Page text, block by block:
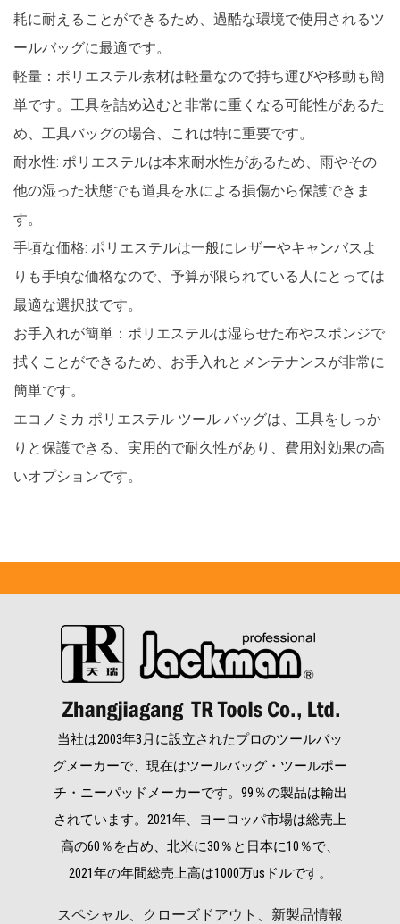
耗に耐えることができるため、過酷な環境で使用されるツ
ールバッグに最適です。
軽量：ポリエステル素材は軽量なので持ち運びや移動も簡
単です。工具を詰め込むと非常に重くなる可能性があるた
め、工具バッグの場合、これは特に重要です。
耐水性: ポリエステルは本来耐水性があるため、雨やその
他の湿った状態でも道具を水による損傷から保護できま
す。
手頃な価格: ポリエステルは一般にレザーやキャンバスよ
りも手頃な価格なので、予算が限られている人にとっては
最適な選択肢です。
お手入れが簡単：ポリエステルは湿らせた布やスポンジで
拭くことができるため、お手入れとメンテナンスが非常に
簡単です。
エコノミカ ポリエステル ツール バッグは、工具をしっか
りと保護できる、実用的で耐久性があり、費用対効果の高
いオプションです。
当社は2003年3月に設立されたプロのツールバッ
グメーカーで、現在はツールバッグ・ツールポー
チ・ニーパッドメーカーです。99％の製品は輸出
されています。2021年、ヨーロッパ市場は総売上
高の60％を占め、北米に30％と日本に10％で、
2021年の年間総売上高は1000万usドルです。
スペシャル、クローズドアウト、新製品情報